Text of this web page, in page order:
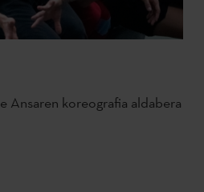
Ansaren koreografia aldabera